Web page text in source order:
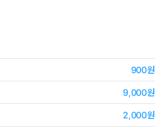
900원
9,000원
2,000원